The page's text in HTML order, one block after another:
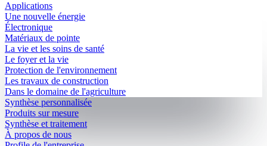
Applications
Une nouvelle énergie
Électronique
Matériaux de pointe
La vie et les soins de santé
Le foyer et la vie
Protection de l'environnement
Les travaux de construction
Dans le domaine de l'agriculture
Synthèse personnalisée
Produits sur mesure
Synthèse et traitement
À propos de nous